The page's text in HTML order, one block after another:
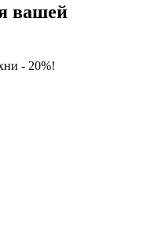
вашей
- 20%!